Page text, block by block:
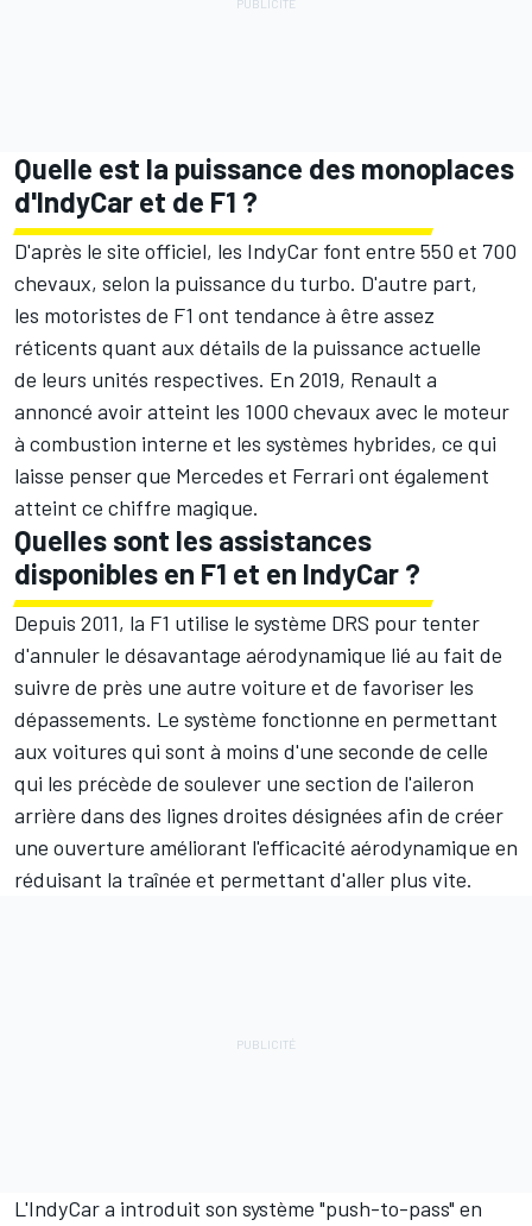
Quelle est la puissance des monoplaces
d'IndyCar et de F1 ?
D'après le site officiel, les IndyCar font entre 550 et 700
chevaux, selon la puissance du turbo. D'autre part,
les motoristes de F1 ont tendance à être assez
réticents quant aux détails de la puissance actuelle
de leurs unités respectives. En 2019, Renault a
annoncé avoir atteint les 1000 chevaux avec le moteur
à combustion interne et les systèmes hybrides, ce qui
laisse penser que Mercedes et Ferrari ont également
atteint ce chiffre magique.
Quelles sont les assistances
disponibles en F1 et en IndyCar ?
Depuis 2011, la F1 utilise le système DRS pour tenter
d'annuler le désavantage aérodynamique lié au fait de
suivre de près une autre voiture et de favoriser les
dépassements. Le système fonctionne en permettant
aux voitures qui sont à moins d'une seconde de celle
qui les précède de soulever une section de l'aileron
arrière dans des lignes droites désignées afin de créer
une ouverture améliorant l'efficacité aérodynamique en
réduisant la traînée et permettant d'aller plus vite.
L'IndyCar a introduit son système "push-to-pass" en